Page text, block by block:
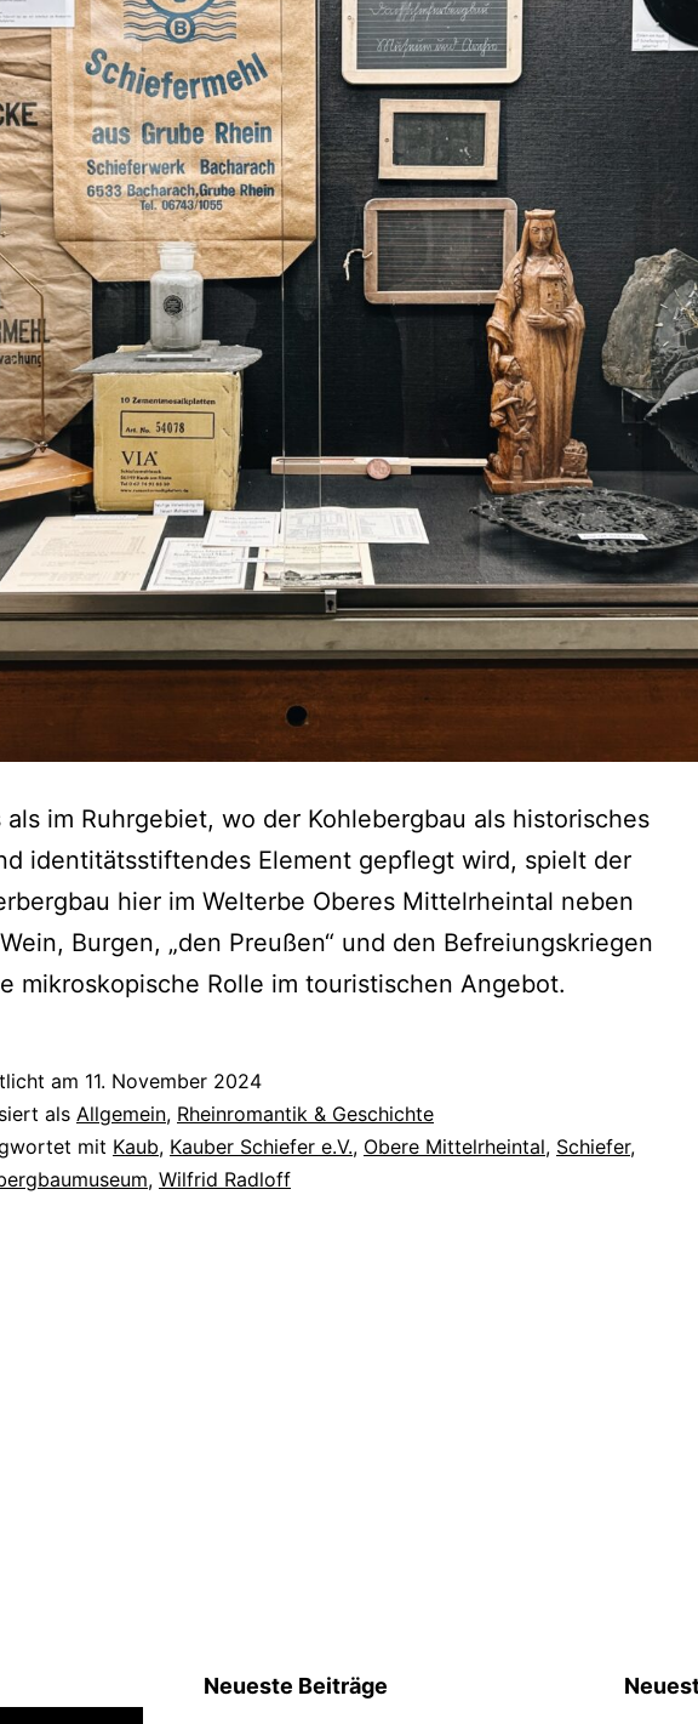
als im Ruhrgebiet, wo der Kohlebergbau als historisches
identitätsstiftendes Element gepflegt wird, spielt der
hier im Welterbe Oberes Mittelrheintal neben
Burgen, „den Preußen“ und den Befreiungskriegen
mikroskopische Rolle im touristischen Angebot.
am 11. November 2024
als Allgemein, Rheinromantik & Geschichte
mit Kaub, Kauber Schiefer e.V., Obere Mittelrheintal, Schiefer,
, Wilfrid Radloff
Neueste Beiträge